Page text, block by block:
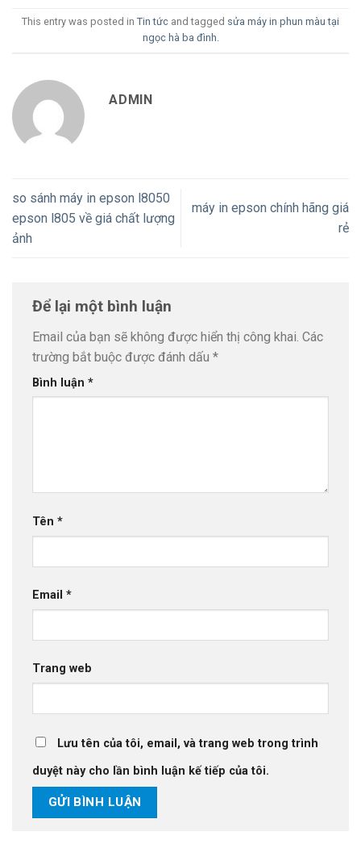
This entry was posted in Tin tức and tagged sửa máy in phun màu tại
ngọc hà ba đình.
ADMIN
so sánh máy in epson l8050
epson l805 về giá chất lượng
ảnh
máy in epson chính hãng giá
rẻ
Để lại một bình luận
Email của bạn sẽ không được hiển thị công khai. Các
trường bắt buộc được đánh dấu *
Bình luận *
Tên *
Email *
Trang web
Lưu tên của tôi, email, và trang web trong trình
duyệt này cho lần bình luận kế tiếp của tôi.